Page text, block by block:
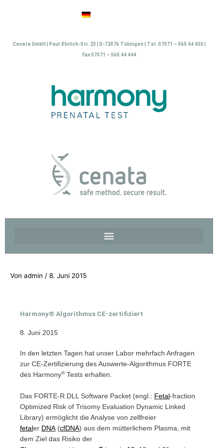
Cenata GmbH | Paul-Ehrlich-Str. 23 | D-72076 Tübingen | Tel. 07071 – 565 44 430 |
Fax 07071 – 565 44 444
Vonadmin /8. Juni 2015
Harmony® Algorithmus CE-zertifiziert
8. Juni 2015
In den letzten Tagen hat unser Labor mehrfach Anfragen
zur CE-Zertifizierung des Auswerte-Algorithmus FORTE
des Harmony®Tests erhalten.
Das FORTE-R.DLL Software Packet (engl.: Fetal-fraction
Optimized Risk of Trisomy Evaluation Dynamic Linked
Library) ermöglicht die Analyse von zellfreier
fetaler DNA (cfDNA) aus dem mütterlichem Plasma, mit
dem Ziel das Risiko der